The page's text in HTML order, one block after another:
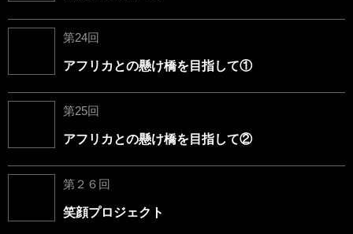
第24回
アフリカとの懸け橋を目指して①
第25回
アフリカとの懸け橋を目指して②
第２６回
笑顔プロジェクト